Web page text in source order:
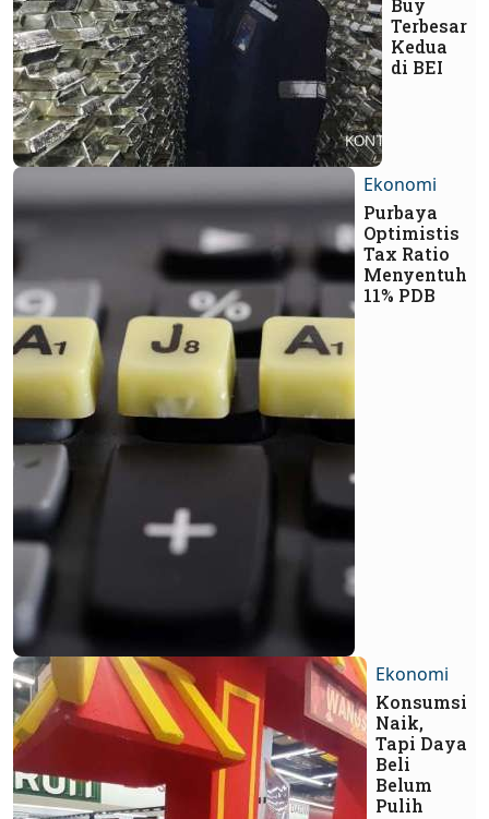
Buy
Terbesar
Kedua
di BEI
Ekonomi
Purbaya
Optimistis
Tax Ratio
Menyentuh
11% PDB
Ekonomi
Konsumsi
Naik,
Tapi Daya
Beli
Belum
Pulih